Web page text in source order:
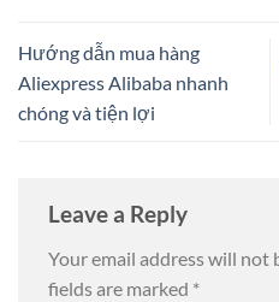
Hướng dẫn mua hàng
Aliexpress Alibaba nhanh
chóng và tiện lợi
Leave a Reply
Your email address will not
fields are marked *